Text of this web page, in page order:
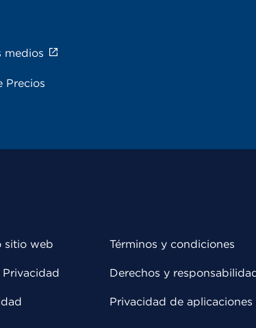
medios
Precios
sitio web Términos y condiciones
Derechos y
Privacidad de aplicaciones